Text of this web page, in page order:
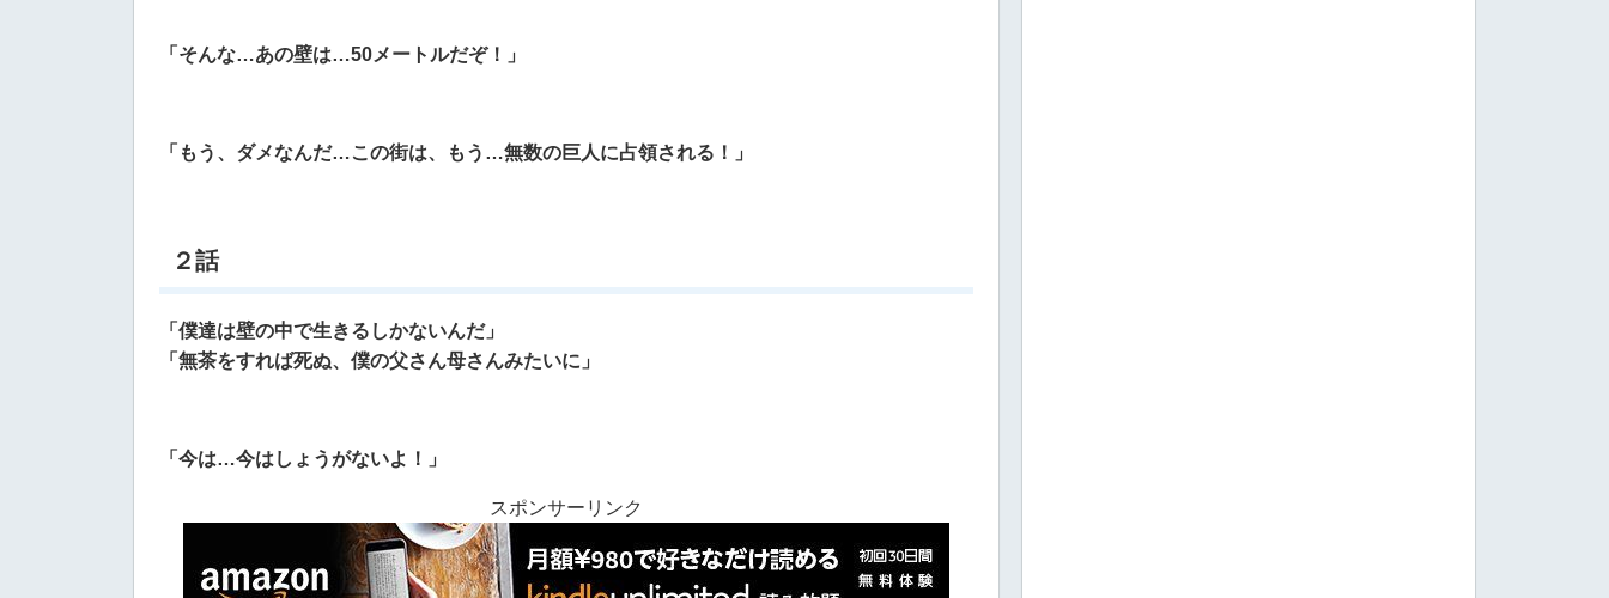
「そんな…あの壁は…50メートルだぞ！」
「もう、ダメなんだ…この街は、もう…無数の巨人に占領される！」
２話
「僕達は壁の中で生きるしかないんだ」
「無茶をすれば死ぬ、僕の父さん母さんみたいに」
「今は…今はしょうがないよ！」
スポンサーリンク